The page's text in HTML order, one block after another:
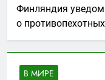
Финляндия
о
В МИРЕ